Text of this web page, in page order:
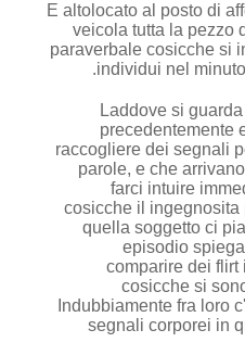
E altolocato al posto di
veicola tutta la pezzo
paraverbale cosicche si
individui nel
Laddove si
precedentemente
raccogliere dei segnali
parole, e che
farci intuire
cosicche il
quella soggetto ci
episodio
comparire dei flirt
cosicche si
Indubbiamente fra loro
segnali corporei in